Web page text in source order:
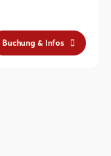
Buchung & Infos